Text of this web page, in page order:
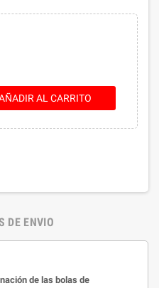
AL CARRITO
DE ENVIO
de las bolas de